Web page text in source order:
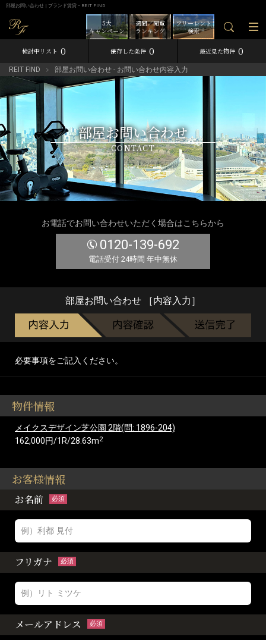
部屋お問い合わせ | ブランド賃貸－REIT FIND
フリーレント
検索
週間／閲覧
ランキング
5大
キャンペーン
検討中リスト 0 保存した条件 0 最近見た物件 0
REIT FIND 部屋お問い合わせ - お問い合わせ内容入力
部屋お問い合わせ
CONTACT
お電話でお問い合わせいただく場合はこちらから
0120-139-692
電話受付 24時間 年中無休
部屋お問い合わせ ［内容入力］
必要事項をご記入ください。
物件情報
メイクスデザイン芝公園 2階(問: 1896-204)
162,000円/1R/28.63m2
お客様情報
お名前 必須
フリガナ 必須
メールアドレス 必須